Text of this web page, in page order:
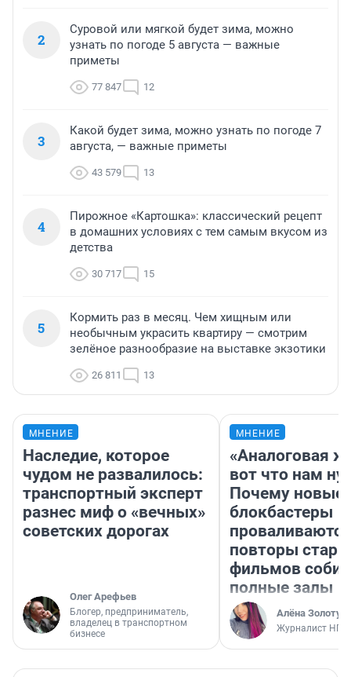
2
Суровой или мягкой будет зима, можно
узнать по погоде 5 августа — важные
приметы
77 847 12
3
Какой будет зима, можно узнать по погоде 7
августа, — важные приметы
43 579 13
4
Пирожное «Картошка»: классический рецепт
в домашних условиях с тем самым вкусом из
детства
30 717 15
5
Кормить раз в месяц. Чем хищным или
необычным украсить квартиру — смотрим
зелёное разнообразие на выставке экзотики
26 811 13
МНЕНИЕ
Наследие, которое
чудом не развалилось:
транспортный эксперт
разнес миф о «вечных»
советских дорогах
Олег Арефьев
Блогер, предприниматель,
владелец в транспортном
бизнесе
МНЕНИЕ
«Аналоговая
вот что нам
Почему новые
блокбастеры
повторы
фильмов
полные залы
Алёна
Журналист НГС